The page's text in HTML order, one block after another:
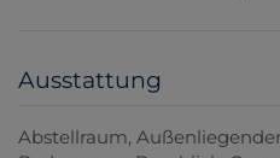
Ausstattung
Abstellraum